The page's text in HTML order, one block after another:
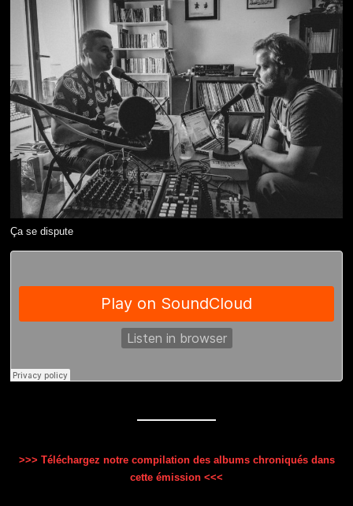
Ça se dispute
>>> Téléchargez notre compilation des albums chroniqués dans
cette émission <<<